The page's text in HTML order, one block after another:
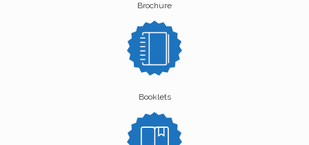
Brochure
Booklets